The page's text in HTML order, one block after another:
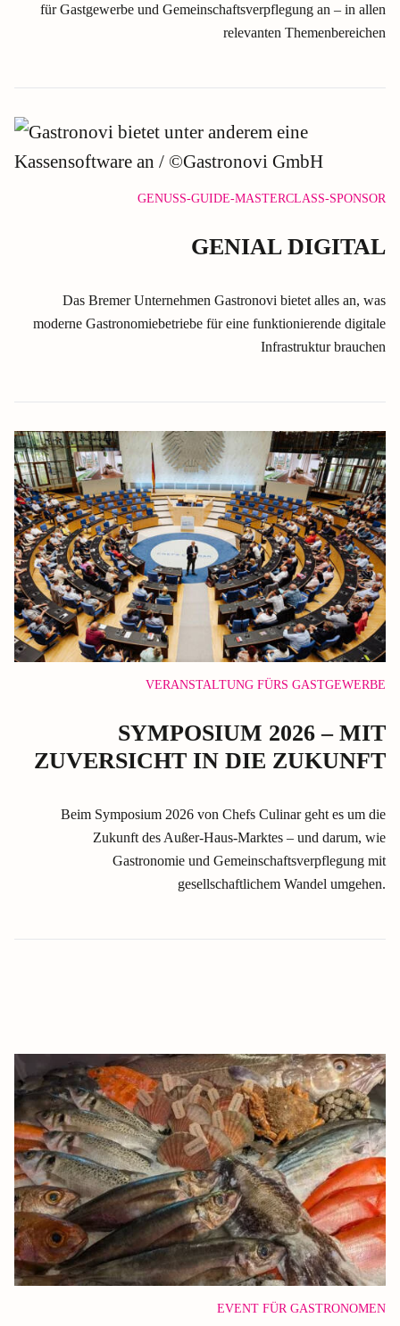
für Gastgewerbe und Gemeinschaftsverpflegung an – in allen
relevanten Themenbereichen
GENUSS-GUIDE-MASTERCLASS-SPONSOR
GENIAL DIGITAL
Das Bremer Unternehmen Gastronovi bietet alles an, was
moderne Gastronomiebetriebe für eine funktionierende digitale
Infrastruktur brauchen
VERANSTALTUNG FÜRS GASTGEWERBE
SYMPOSIUM 2026 – MIT
ZUVERSICHT IN DIE ZUKUNFT
Beim Symposium 2026 von Chefs Culinar geht es um die
Zukunft des Außer-Haus-Marktes – und darum, wie
Gastronomie und Gemeinschaftsverpflegung mit
gesellschaftlichem Wandel umgehen.
EVENT FÜR GASTRONOMEN